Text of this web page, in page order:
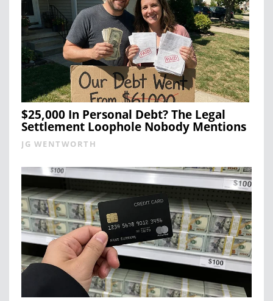
$25,000 In Personal Debt? The Legal
Settlement Loophole Nobody Mentions
JG WENTWORTH